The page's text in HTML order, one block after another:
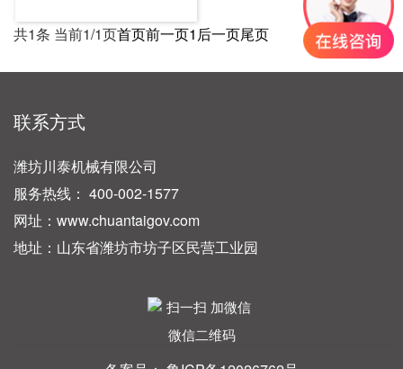
共1条 当前1/1页首页前一页1 后一页尾页
联系方式
潍坊川泰机械有限公司
服务热线： 400-002-1577
网址：www.chuantaigov.com
地址：山东省潍坊市坊子区民营工业园
微信二维码